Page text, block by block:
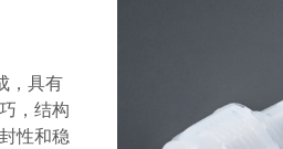
，具有
，结构
性和稳